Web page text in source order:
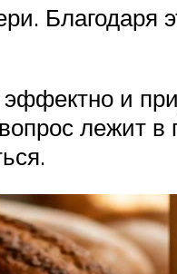
Благодаря
и
лежит в